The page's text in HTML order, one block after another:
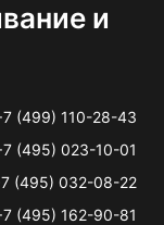
и
(499) 110-28-43
(495) 023-10-01
(495) 032-08-22
(495) 162-90-81